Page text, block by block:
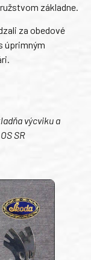
základne.
za obedové
úprimným
výcviku a
SR